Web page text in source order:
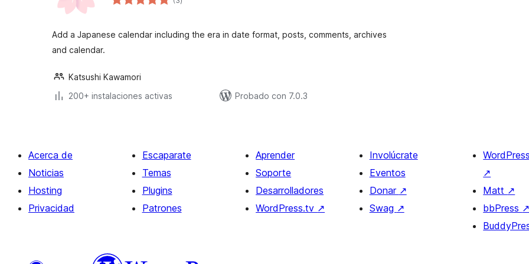
de
Add a Japanese calendar including the era in date format, posts, comments, archives
and calendar.
Katsushi Kawamori
200+ instalaciones activas
Probado con 7.0.3
Acerca de
Noticias
Hosting
Privacidad
Escaparate
Temas
Plugins
Patrones
Aprender
Soporte
Desarrolladores
WordPress.tv ↗
Involúcrate
Eventos
Donar ↗
Swag ↗
↗
Matt ↗
bbPress ↗